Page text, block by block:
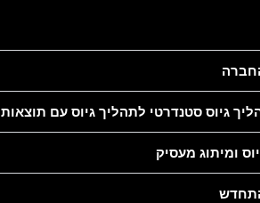
גיוס סטנדרטי לתהליך גיוס עם תוצאות
ומיתוג מעסיק